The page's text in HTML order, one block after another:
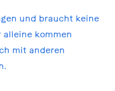
und braucht keine
alleine kommen
mit anderen